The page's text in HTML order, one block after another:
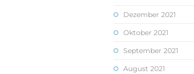
Dezember 2021
Oktober 2021
September 2021
August 2021